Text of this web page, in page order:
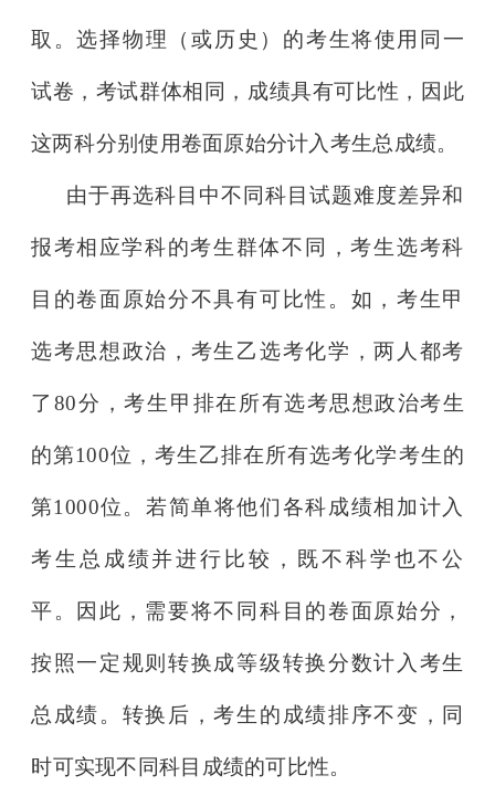
取。选择物理（或历史）的考生将使用同一
试卷，考试群体相同，成绩具有可比性，因此
这两科分别使用卷面原始分计入考生总成绩。
由于再选科目中不同科目试题难度差异和
报考相应学科的考生群体不同，考生选考科
目的卷面原始分不具有可比性。如，考生甲
选考思想政治，考生乙选考化学，两人都考
了80分，考生甲 排在所有选考思想政治考生
的第100位，考生乙排在所有选考化学考生的
第1000位。 若简单将他们各科成绩相加计入
考生总成绩并进行比较，既不科学也不公
平。因此，需要将不同科目的卷面原始分，
按照一定规则转换成等级转换分数计入考生
总成绩。转换后，考生的成绩排序不变，同
时可实现不同科目成绩的可比性。